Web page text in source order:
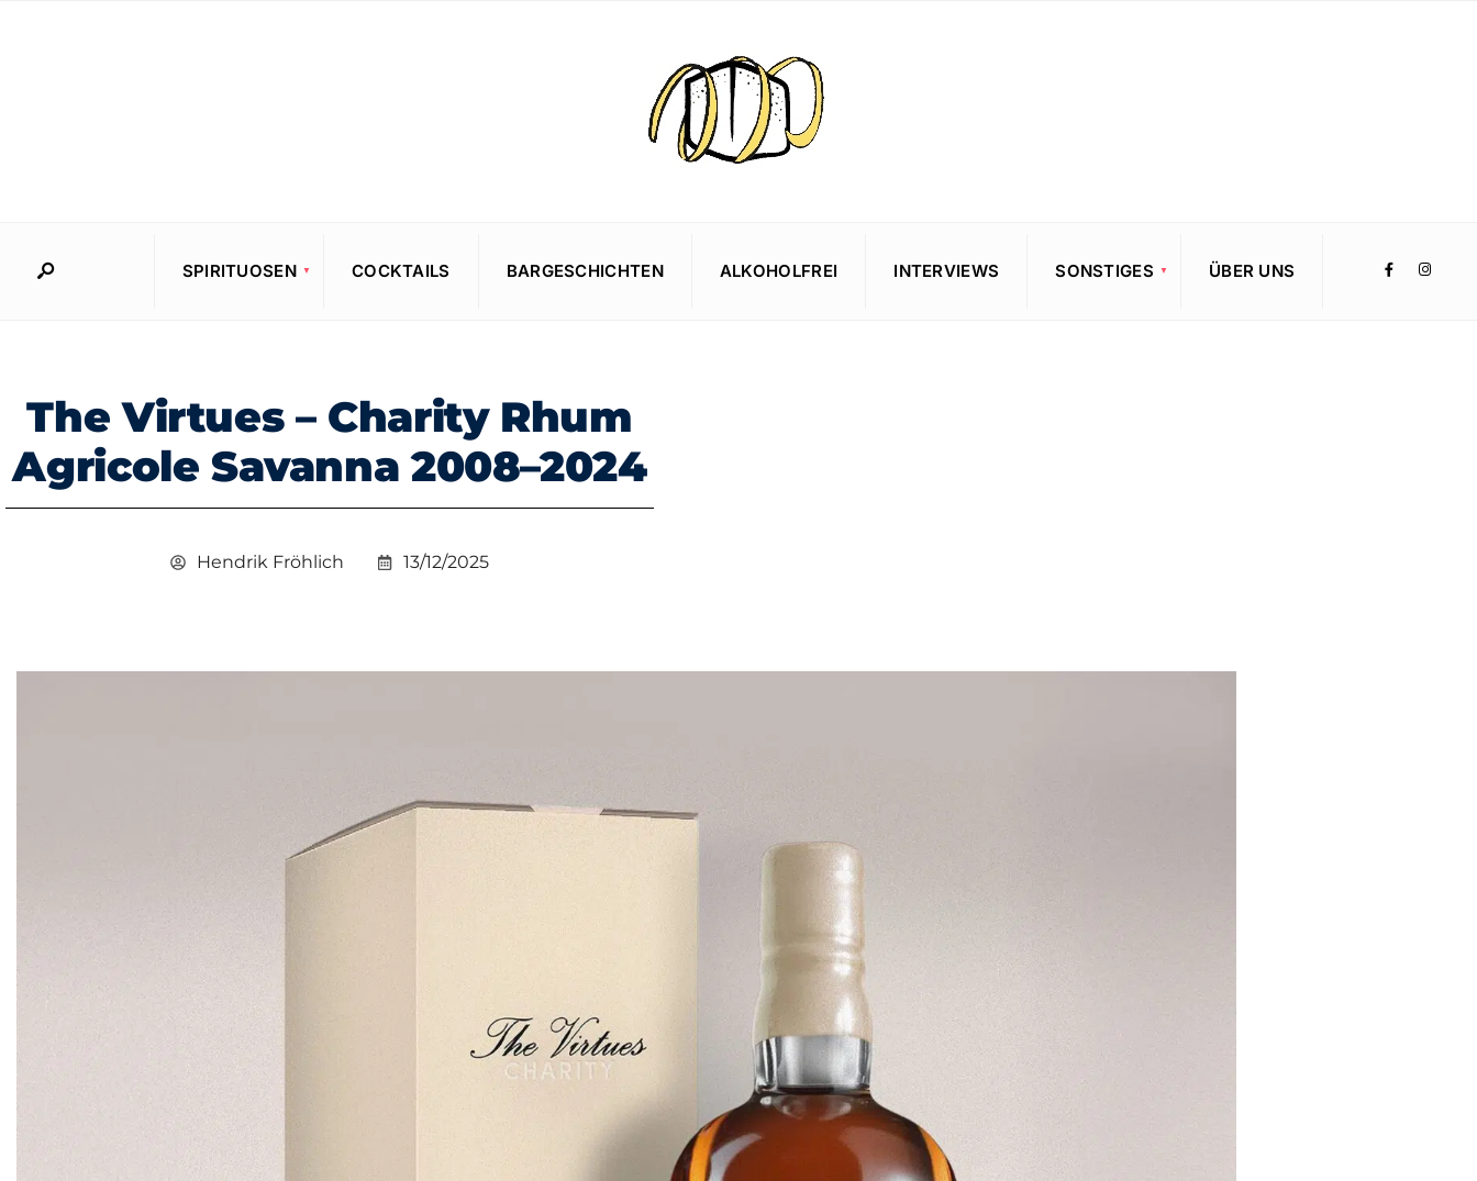
SPIRITUOSEN COCKTAILS BARGESCHICHTEN ALKOHOLFREI INTERVIEWS SONSTIGES ÜBER UNS
The Virtues – Charity Rhum
Agricole Savanna 2008–2024
Hendrik Fröhlich 13/12/2025